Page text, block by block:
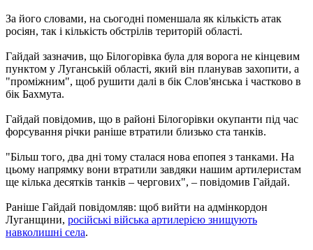
За його словами, на сьогодні поменшала як кількість атак
росіян, так і кількість обстрілів територій області.
Гайдай зазначив, що Білогорівка була для ворога не кінцевим
пунктом у Луганській області, який він планував захопити, а
"проміжним", щоб рушити далі в бік Слов'янська і частково в
бік Бахмута.
Гайдай повідомив, що в районі Білогорівки окупанти під час
форсування річки раніше втратили близько ста танків.
"Більш того, два дні тому сталася нова епопея з танками. На
цьому напрямку вони втратили завдяки нашим артилеристам
ще кілька десятків танків – чергових", – повідомив Гайдай.
Раніше Гайдай повідомляв: щоб вийти на адмінкордон
Луганщини, російські війська артилерією знищують
навколишні села.